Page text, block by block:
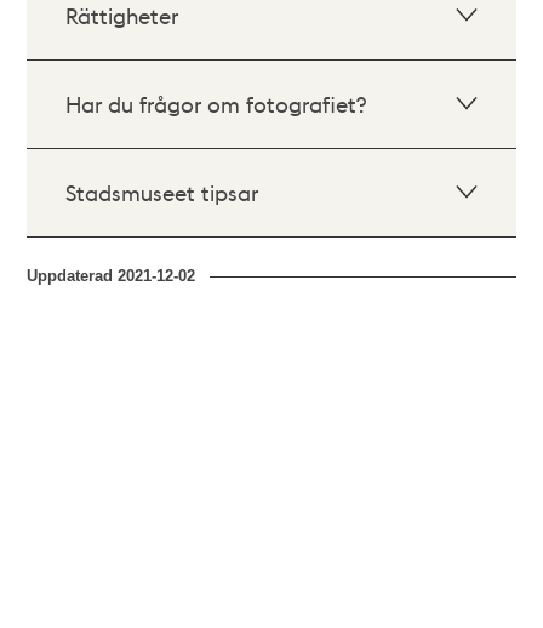
Rättigheter
Har du frågor om fotografiet?
Stadsmuseet tipsar
Uppdaterad2021-12-02